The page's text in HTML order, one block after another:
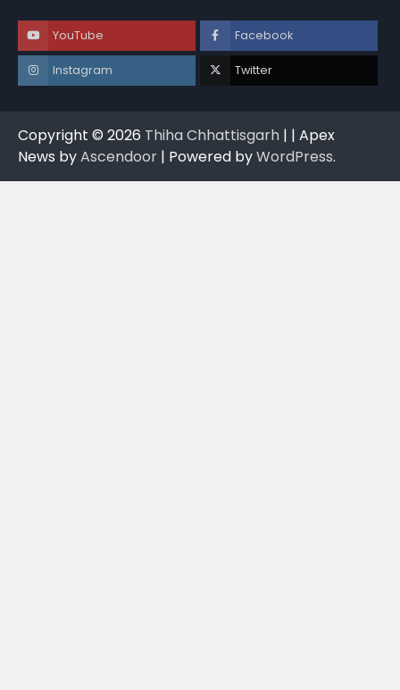
YouTube Facebook
Instagram Twitter
Copyright © 2026 Thiha Chhattisgarh | | Apex
News byAscendoor | Powered byWordPress.